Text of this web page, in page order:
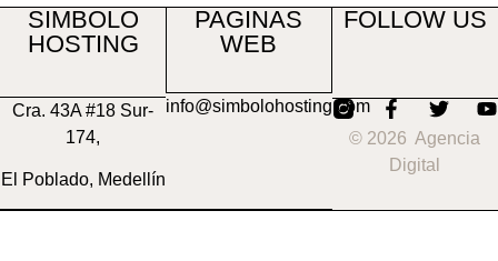
SIMBOLO
HOSTING
Cra. 43A #18 Sur-
174,
El Poblado, Medellín
PAGINAS
WEB
info@simbolohosting.com
FOLLOW US
© 2026 Agencia
Digital